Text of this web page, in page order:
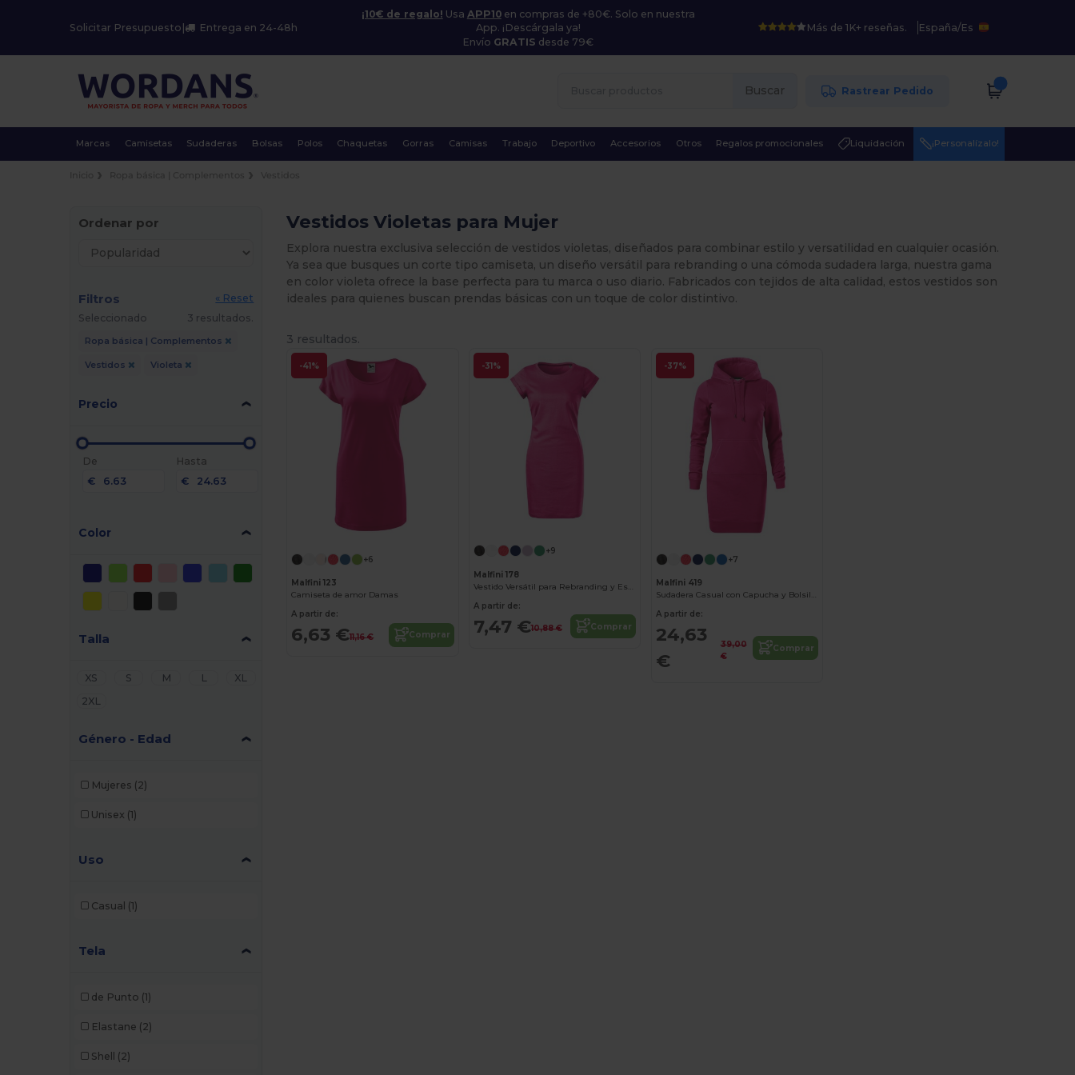
Solicitar Presupuesto Entrega en 24-48h
¡10€ de regalo! Usa APP10en compras de +80€. Solo en nuestra
App. ¡Descárgala ya!
Envío GRATIS desde 79€
Más de 1K+ reseñas. España/Es
Buscar Rastrear Pedido
Marcas Camisetas Sudaderas Bolsas Polos Chaquetas Gorras Camisas Trabajo Deportivo Accesorios Otros Regalos promocionales Liquidación ¡Personalízalo!
Ordenar por
Filtros
« Reset
Seleccionado
3 resultados.
Ropa básica | Complementos
Vestidos Violeta
Precio
De
€
Hasta
€
Color
Talla
XS S M L
XL
2XL
Género - Edad
Mujeres (2)
Unisex (1)
Uso
Casual (1)
Tela
de Punto (1)
Elastane (2)
Shell (2)
Vestidos Violetas para Mujer
Explora nuestra exclusiva selección de vestidos violetas, diseñados para combinar estilo y versatilidad en cualquier ocasión.
Ya sea que busques un corte tipo camiseta, un diseño versátil para rebranding o una cómoda sudadera larga, nuestra gama
en color violeta ofrece la base perfecta para tu marca o uso diario. Fabricados con tejidos de alta calidad, estos vestidos son
ideales para quienes buscan prendas básicas con un toque de color distintivo.
3 resultados.
-41%
+6
Malfini 123
Camiseta de amor Damas
A partir de:
6,63 €11,16 € Comprar
-31%
+9
Malfini 178
Vestido Versátil para Rebranding y Estilo Libre
A partir de:
7,47 €10,88 € Comprar
-37%
+7
Malfini 419
Sudadera Casual con Capucha y Bolsillo Canguro
A partir de:
24,63
€
39,00
€
Comprar